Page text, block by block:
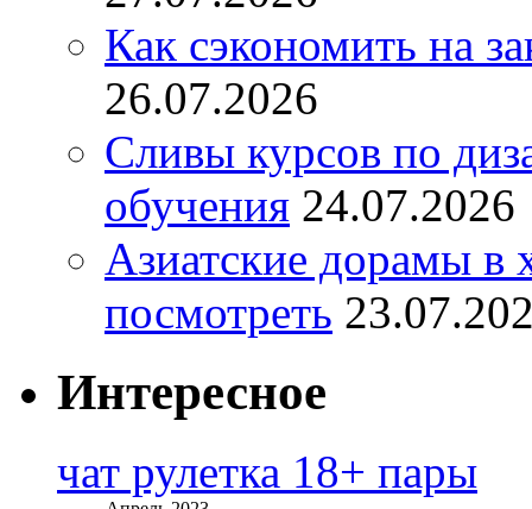
Как сэкономить на
26.07.2026
Сливы курсов по
обучения 24.07.2026
Азиатские дорамы в
посмотреть
Интересное
чат рулетка 18+ пары